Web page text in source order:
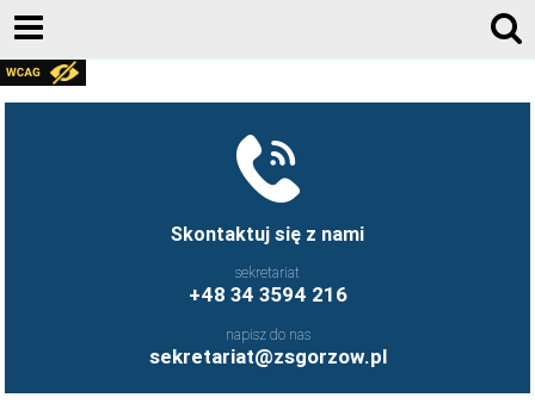
Skontaktuj się z nami
sekretariat
+48 34 3594 216
napisz do nas
sekretariat@zsgorzow.pl
AKTUALNOŚCI
UCZNIOWIE ZS GORZÓW ŚLĄSKI - FB
FRYZJERSTWO NASZEJ SZKOŁY - FB